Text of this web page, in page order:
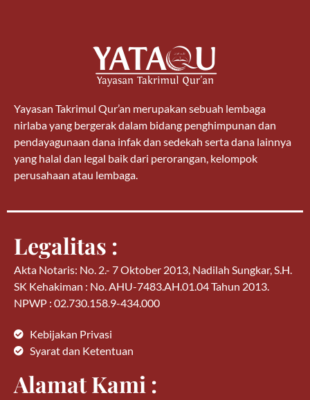
Yayasan Takrimul Qur’an merupakan sebuah lembaga
nirlaba yang bergerak dalam bidang penghimpunan dan
pendayagunaan dana infak dan sedekah serta dana lainnya
yang halal dan legal baik dari perorangan, kelompok
perusahaan atau lembaga.
Legalitas :
Akta Notaris: No. 2.- 7 Oktober 2013, Nadilah Sungkar, S.H.
SK Kehakiman : No. AHU-7483.AH.01.04 Tahun 2013.
NPWP : 02.730.158.9-434.000
Kebijakan Privasi
Syarat dan Ketentuan
Alamat Kami :